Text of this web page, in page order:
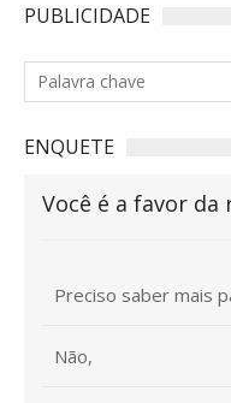
PUBLICIDADE
ENQUETE
Você é a favor
Preciso saber mais
Não,